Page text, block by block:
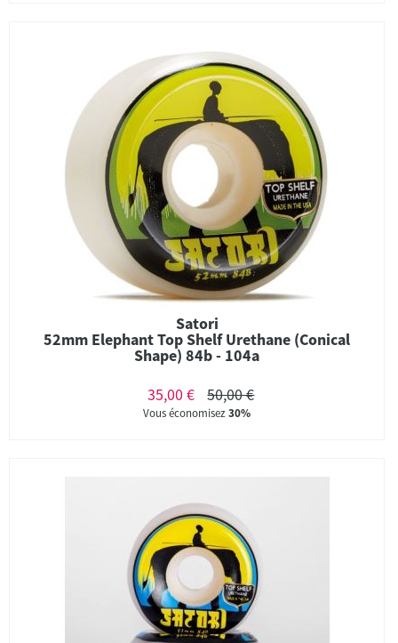
Satori
52mm Elephant Top Shelf Urethane (Conical
Shape) 84b - 104a
35,00 €
50,00 €
Vous économisez30%